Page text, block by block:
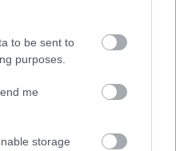
to be sent to
purposes.
me
storage